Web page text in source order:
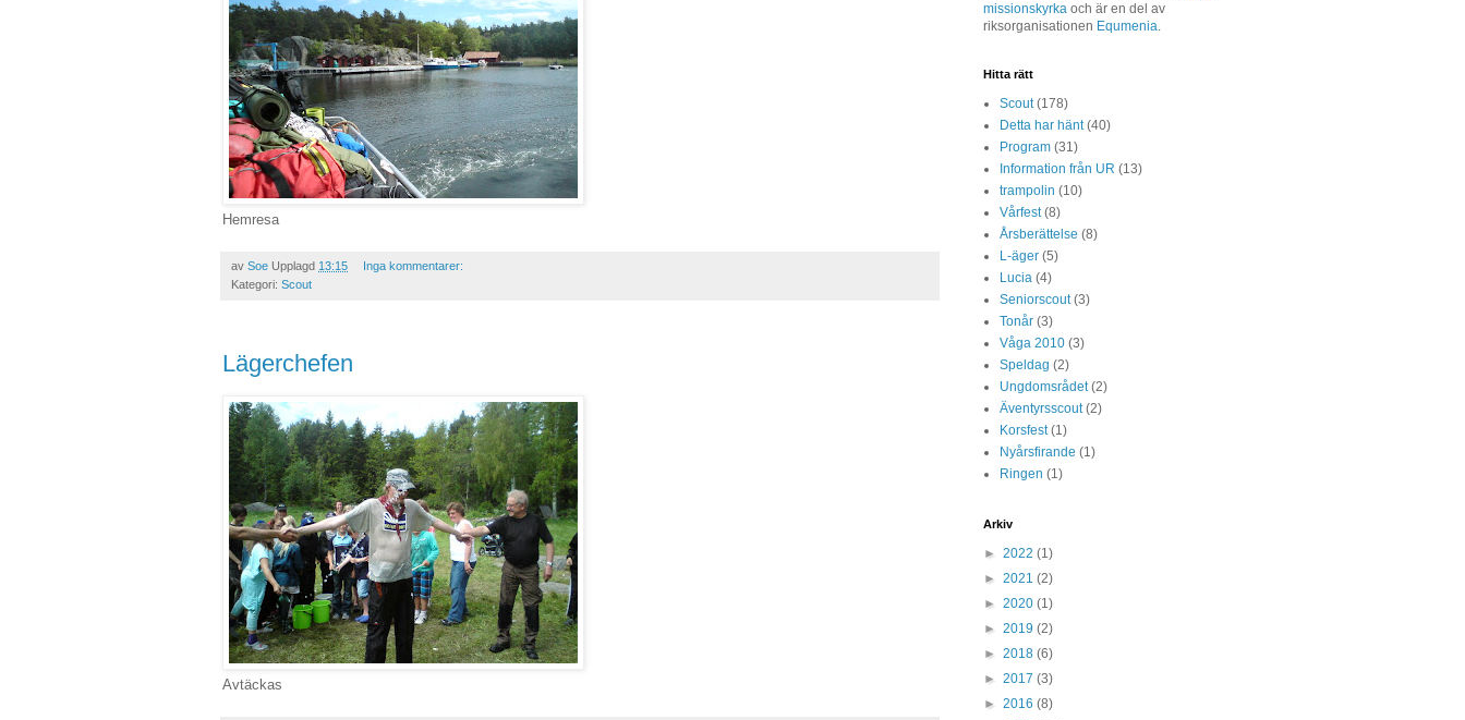
Hemresa
av Soe Upplagd 13:15
Inga kommentarer:
Kategori: Scout
Lägerchefen
Avtäckas
missionskyrka och är en del av
riksorganisationen Equmenia.
Hitta rätt
Scout (178)
Detta har hänt (40)
Program (31)
Information från UR (13)
trampolin (10)
Vårfest (8)
Årsberättelse (8)
L-äger (5)
Lucia (4)
Seniorscout (3)
Tonår (3)
Våga 2010 (3)
Speldag (2)
Ungdomsrådet (2)
Äventyrsscout (2)
Korsfest (1)
Nyårsfirande (1)
Ringen (1)
Arkiv
► 2022 (1)
► 2021 (2)
► 2020 (1)
► 2019 (2)
► 2018 (6)
► 2017 (3)
► 2016 (8)